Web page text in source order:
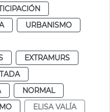
URBANISMO
EXTRAMURS
NORMAL
ELISA VALÍA